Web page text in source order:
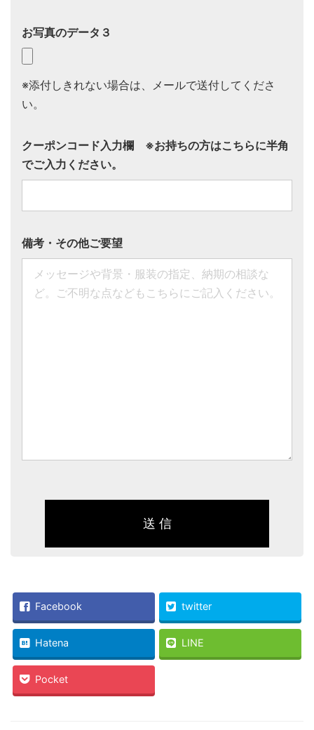
お写真のデータ３
※添付しきれない場合は、メールで送付してくださ
い。
クーポンコード入力欄 ※お持ちの方はこちらに半角
でご入力ください。
備考・その他ご要望
Facebook twitter
Hatena LINE
Pocket